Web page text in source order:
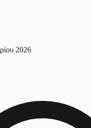
2026